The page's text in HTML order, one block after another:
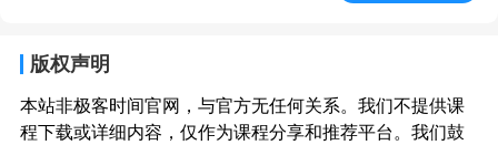
版权声明
本站非极客时间官网，与官方无任何关系。我们不提供课
程下载或详细内容，仅作为课程分享和推荐平台。我们鼓